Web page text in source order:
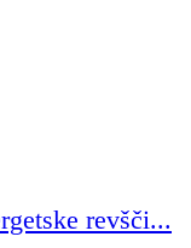
revšči...